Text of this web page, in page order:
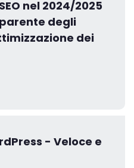
nel 2024/2025
degli
dei
- Veloce e